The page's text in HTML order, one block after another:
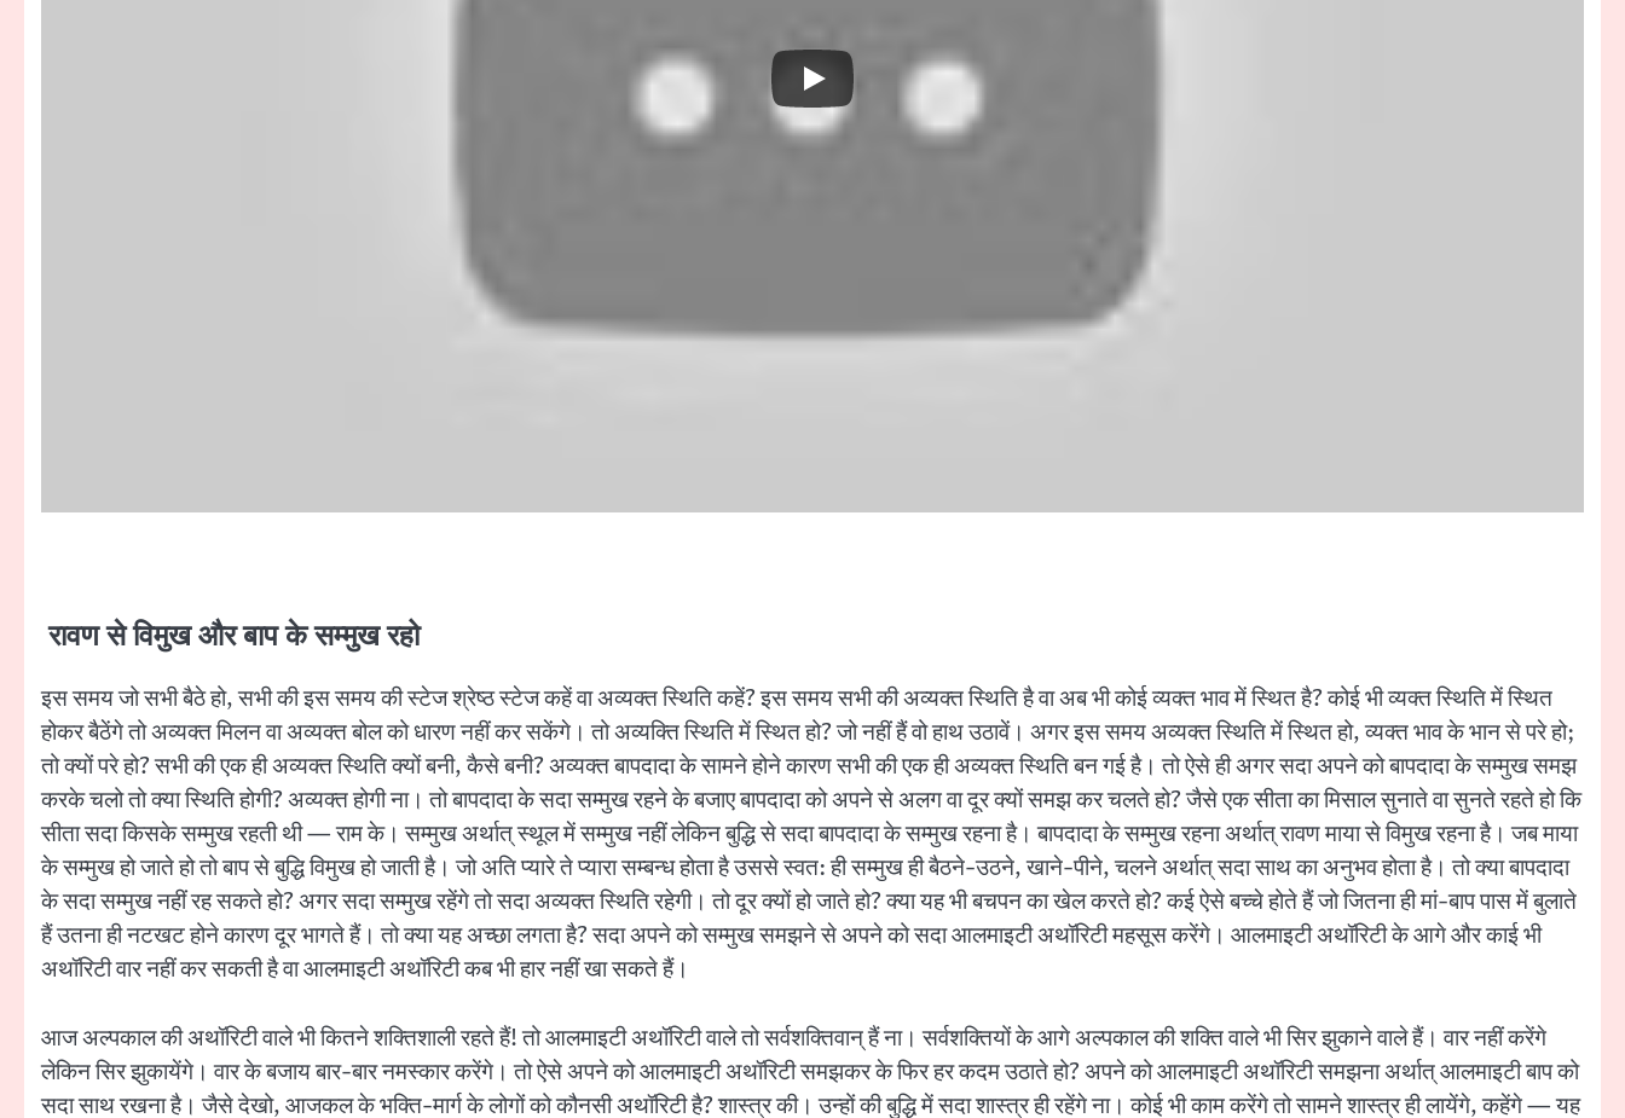
रावण से विमुख और बाप के सम्मुख रहो
इस समय जो सभी बैठे हो, सभी की इस समय की स्टेज श्रेष्ठ स्टेज कहें वा अव्यक्त स्थिति कहें? इस समय सभी की अव्यक्त स्थिति है वा अब भी कोई व्यक्त भाव में स्थित है? कोई भी व्यक्त स्थिति में स्थित
होकर बैठेंगे तो अव्यक्त मिलन वा अव्यक्त बोल को धारण नहीं कर सकेंगे। तो अव्यक्ति स्थिति में स्थित हो? जो नहीं हैं वो हाथ उठावें। अगर इस समय अव्यक्त स्थिति में स्थित हो, व्यक्त भाव के भान से परे हो;
तो क्यों परे हो? सभी की एक ही अव्यक्त स्थिति क्यों बनी, कैसे बनी? अव्यक्त बापदादा के सामने होने कारण सभी की एक ही अव्यक्त स्थिति बन गई है। तो ऐसे ही अगर सदा अपने को बापदादा के सम्मुख समझ
करके चलो तो क्या स्थिति होगी? अव्यक्त होगी ना। तो बापदादा के सदा सम्मुख रहने के बजाए बापदादा को अपने से अलग वा दूर क्यों समझ कर चलते हो? जैसे एक सीता का मिसाल सुनाते वा सुनते रहते हो कि
सीता सदा किसके सम्मुख रहती थी — राम के। सम्मुख अर्थात् स्थूल में सम्मुख नहीं लेकिन बुद्धि से सदा बापदादा के सम्मुख रहना है। बापदादा के सम्मुख रहना अर्थात् रावण माया से विमुख रहना है। जब माया
के सम्मुख हो जाते हो तो बाप से बुद्धि विमुख हो जाती है। जो अति प्यारे ते प्यारा सम्बन्ध होता है उससे स्वत: ही सम्मुख ही बैठने-उठने, खाने-पीने, चलने अर्थात् सदा साथ का अनुभव होता है। तो क्या बापदादा
के सदा सम्मुख नहीं रह सकते हो? अगर सदा सम्मुख रहेंगे तो सदा अव्यक्त स्थिति रहेगी। तो दूर क्यों हो जाते हो? क्या यह भी बचपन का खेल करते हो? कई ऐसे बच्चे होते हैं जो जितना ही मां-बाप पास में बुलाते
हैं उतना ही नटखट होने कारण दूर भागते हैं। तो क्या यह अच्छा लगता है? सदा अपने को सम्मुख समझने से अपने को सदा आलमाइटी अथॉरिटी महसूस करेंगे। आलमाइटी अथॉरिटी के आगे और काई भी
अथॉरिटी वार नहीं कर सकती है वा आलमाइटी अथॉरिटी कब भी हार नहीं खा सकते हैं।
आज अल्पकाल की अथॉरिटी वाले भी कितने शक्तिशाली रहते हैं! तो आलमाइटी अथॉरिटी वाले तो सर्वशक्तिवान् हैं ना। सर्वशक्तियों के आगे अल्पकाल की शक्ति वाले भी सिर झुकाने वाले हैं। वार नहीं करेंगे
लेकिन सिर झुकायेंगे। वार के बजाय बार-बार नमस्कार करेंगे। तो ऐसे अपने को आलमाइटी अथॉरिटी समझकर के फिर हर कदम उठाते हो? अपने को आलमाइटी अथॉरिटी समझना अर्थात् आलमाइटी बाप को
सदा साथ रखना है। जैसे देखो, आजकल के भक्ति-मार्ग के लोगों को कौनसी अथॉरिटी है? शास्त्र की। उन्हों की बुद्धि में सदा शास्त्र ही रहेंगे ना। कोई भी काम करेंगे तो सामने शास्त्र ही लायेंगे, कहेंगे — यह